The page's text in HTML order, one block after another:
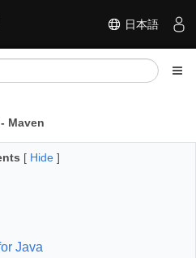
日本語
Maven
[ Hide ]
Java